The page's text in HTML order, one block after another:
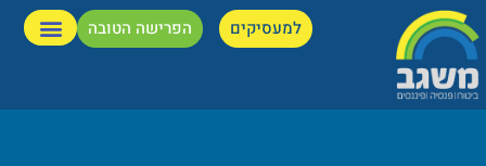
למעסיקים הפרישה הטובה